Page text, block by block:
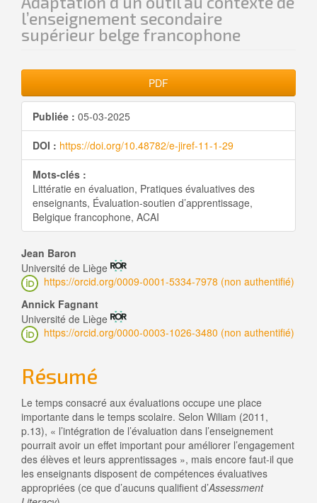
l’enseignement secondaire
supérieur belge francophone
latérale
de
l'article
PDF
Publiée : 05-03-2025
DOI : https://doi.org/10.48782/e-jiref-11-1-29
Mots-clés :
Littératie en évaluation, Pratiques évaluatives des
enseignants, Évaluation-soutien d’apprentissage,
Belgique francophone, ACAI
Contenu
principal
de
l'article
Jean Baron
Université de Liège
https://orcid.org/0009-0001-5334-7978 (non authentifié)
Annick Fagnant
Université de Liège
https://orcid.org/0000-0003-1026-3480 (non authentifié)
Résumé
Le temps consacré aux évaluations occupe une place
importante dans le temps scolaire. Selon Wiliam (2011,
p.13), « l’intégration de l’évaluation dans l’enseignement
pourrait avoir un effet important pour améliorer l’engagement
des élèves et leurs apprentissages », mais encore faut-il que
les enseignants disposent de compétences évaluatives
appropriées (ce que d’aucuns qualifient d’Assessment